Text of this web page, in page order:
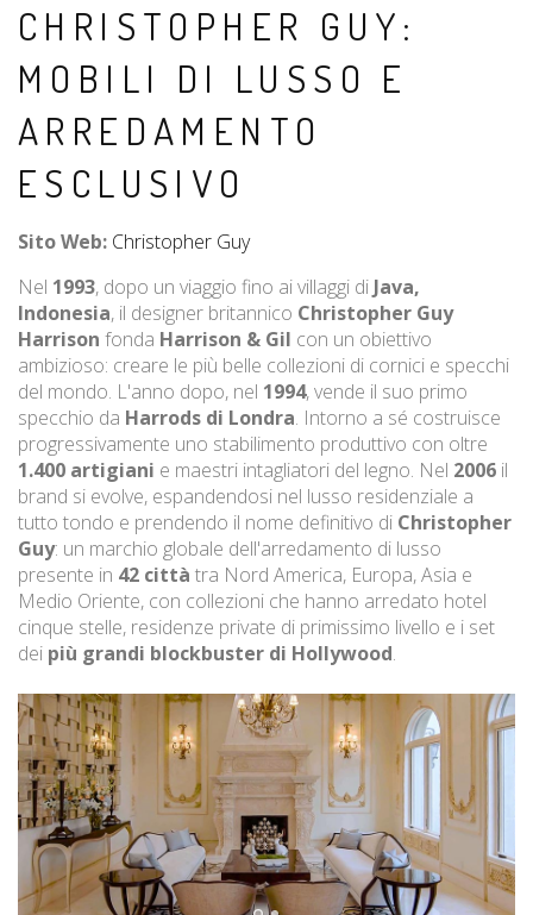
CHRISTOPHER GUY:
MOBILI DI LUSSO E
ARREDAMENTO
ESCLUSIVO
Sito Web: Christopher Guy
Nel 1993, dopo un viaggio fino ai villaggi di Java,
Indonesia, il designer britannico Christopher Guy
Harrison fonda Harrison & Gil con un obiettivo
ambizioso: creare le più belle collezioni di cornici e specchi
del mondo. L'anno dopo, nel 1994, vende il suo primo
specchio da Harrods di Londra. Intorno a sé costruisce
progressivamente uno stabilimento produttivo con oltre
1.400 artigiani e maestri intagliatori del legno. Nel 2006 il
brand si evolve, espandendosi nel lusso residenziale a
tutto tondo e prendendo il nome definitivo di Christopher
Guy: un marchio globale dell'arredamento di lusso
presente in 42 città tra Nord America, Europa, Asia e
Medio Oriente, con collezioni che hanno arredato hotel
cinque stelle, residenze private di primissimo livello e i set
dei più grandi blockbuster di Hollywood.